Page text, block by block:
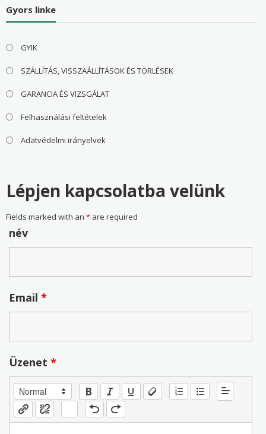
Gyors linke
GYIK
SZÁLLÍTÁS, VISSZAÁLLÍTÁSOK ÉS TÖRLÉSEK
GARANCIA ÉS VIZSGÁLAT
Felhasználási feltételek
Adatvédelmi irányelvek
Lépjen kapcsolatba velünk
Fields marked with an *are required
név
Email *
Üzenet *